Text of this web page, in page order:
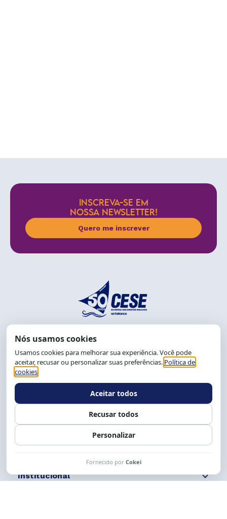
INSCREVA-SE EM
NOSSA NEWSLETTER!
Quero me inscrever
End.: R. da Graça, 150. Graça
CEP: 40.150-055
Salvador-BA, Brasil.
Tel.: (71) 2104-5457, Cel.: (71) 9 9239-2104 ou 2105
Expediente: 8h às 12h e 13 às 17h.
Siga nossas redes Fale conosco
Institucional